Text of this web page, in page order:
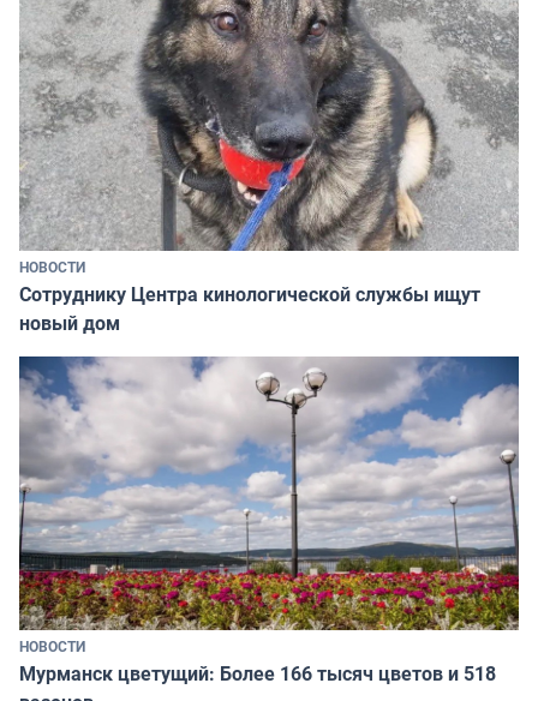
НОВОСТИ
Сотруднику Центра кинологической службы ищут
новый дом
НОВОСТИ
Мурманск цветущий: Более 166 тысяч цветов и 518